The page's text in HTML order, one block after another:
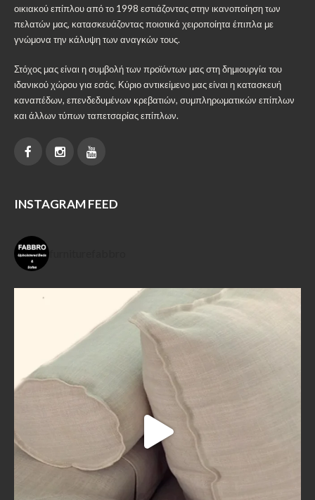
οικιακού επίπλου από το 1998 εστιάζοντας στην ικανοποίηση των
πελατών μας, κατασκευάζοντας ποιοτικά χειροποίητα έπιπλα με
γνώμονα την κάλυψη των αναγκών τους.
Στόχος μας είναι η συμβολή των προϊόντων μας στη δημιουργία του
ιδανικού χώρου για εσάς. Κύριο αντικείμενο μας είναι η κατασκευή
καναπέδων, επενδεδυμένων κρεβατιών, συμπληρωματικών επίπλων
και άλλων τύπων ταπετσαρίας επίπλων.
INSTAGRAM FEED